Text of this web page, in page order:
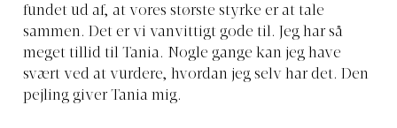
fundet ud af, at vores største styrke er at tale
sammen. Det er vi vanvittigt gode til. Jeg har så
meget tillid til Tania. Nogle gange kan jeg have
svært ved at vurdere, hvordan jeg selv har det. Den
pejling giver Tania mig.